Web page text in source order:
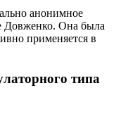
анонимное
Довженко. Она была
применяется в
типа